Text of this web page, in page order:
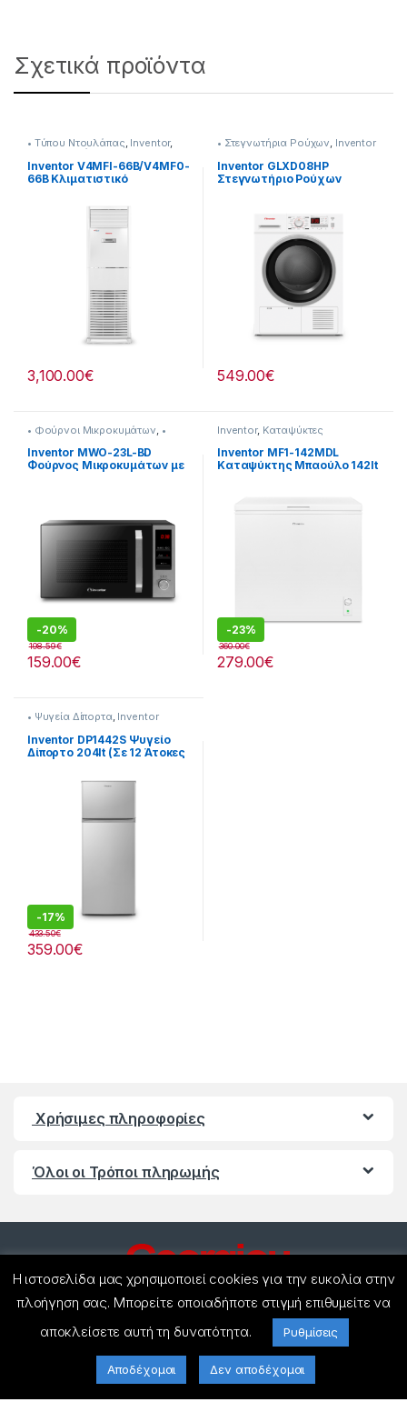
Σχετικά προϊόντα
• Tύπου Ντουλάπας, Inventor,
Κλιματιστικά
Inventor V4MFI-66B/V4MF0-
66B Κλιματιστικό
3,100.00€
• Στεγνωτήρια Ρούχων, Inventor
Inventor GLXD08HP
Στεγνωτήριο Ρούχων
549.00€
• Φούρνοι Μικροκυμάτων •
Χωρiς Grill Inventor
Inventor MWO-23L-BD
Φούρνος Μικροκυμάτων με
-20%
159.00€
198.59€
Inventor, Καταψύκτες
Inventor MF1-142MDL
Καταψύκτης Μπαούλο 142lt
-23%
279.00€
360.00€
• Ψυγεία Δίπορτα, Inventor
Inventor DP1442S Ψυγείο
Δίπορτο 204lt (Σε 12 Άτοκες
-17%
359.00€
433.50€
Χρήσιμες πληροφορίες
Όλοι οι Τρόποι πληρωμής
Έχετε ερωτήσεις ? Καλέστε
μας!
(+30) 27440 21858
Η ιστοσελίδα μας χρησιμοποιεί cookies για την ευκολία στην
πλοήγηση σας. Μπορείτε οποιαδήποτε στιγμή επιθυμείτε να
αποκλείσετε αυτή τη δυνατότητα.
Ρυθμίσεις
Αποδέχομαι Δεν αποδέχομαι